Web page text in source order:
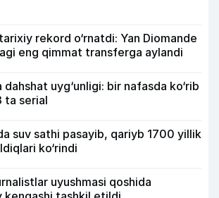
rekord o‘rnatdi: Yan Diomande
eng qimmat transferga aylandi
uyg‘unligi: bir nafasda ko‘rib
ta serial
suv sathi pasayib, qariyb 1700 yillik
ko‘rindi
uyushmasi qoshida